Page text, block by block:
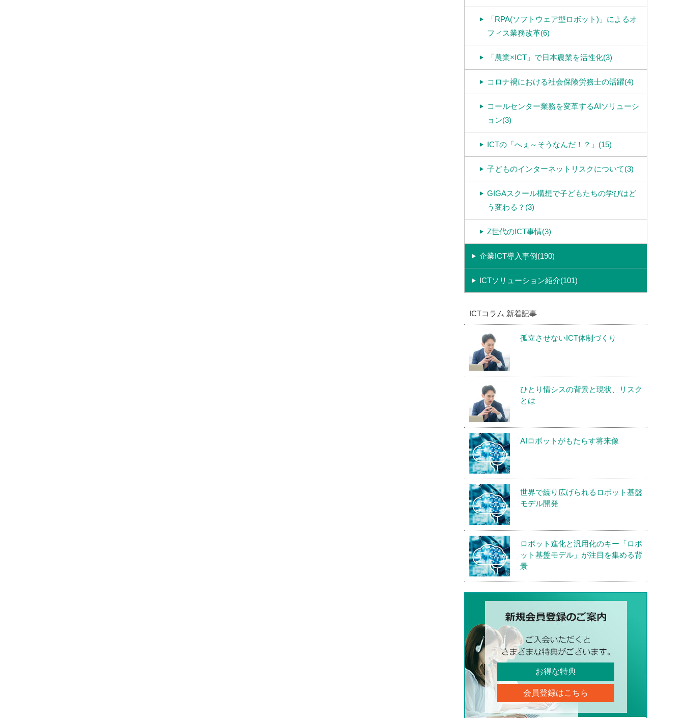
「RPA(ソフトウェア型ロボット)」によるオ
フィス業務改革(6)
「農業×ICT」で日本農業を活性化(3)
コロナ禍における社会保険労務士の活躍(4)
コールセンター業務を変革するAIソリューシ
ョン(3)
ICTの「へぇ～そうなんだ！？」(15)
子どものインターネットリスクについて(3)
GIGAスクール構想で子どもたちの学びはど
う変わる？(3)
Z世代のICT事情(3)
企業ICT導入事例(190)
ICTソリューション紹介(101)
ICTコラム 新着記事
孤立させないICT体制づくり
ひとり情シスの背景と現状、リスク
とは
AIロボットがもたらす将来像
世界で繰り広げられるロボット基盤
モデル開発
ロボット進化と汎用化のキー「ロボ
ット基盤モデル」が注目を集める背
景
お得な特典
会員登録はこちら